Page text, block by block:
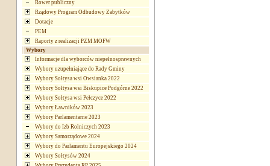
Rower publiczny
Rządowy Program Odbudowy Zabytków
Dotacje
PEM
Raporty z realizacji PZM MOFW
Wybory
Informacje dla wyborców niepełnosprawnych
Wybory uzupełniające do Rady Gminy
Wybory Sołtysa wsi Owsianka 2022
Wybory Sołtysa wsi Biskupice Podgórne 2022
Wybory Sołtysa wsi Pełczyce 2022
Wybory Ławników 2023
Wybory Parlamentarne 2023
Wybory do Izb Rolniczych 2023
Wybory Samorządowe 2024
Wybory do Parlamentu Europejskiego 2024
Wybory Sołtysów 2024